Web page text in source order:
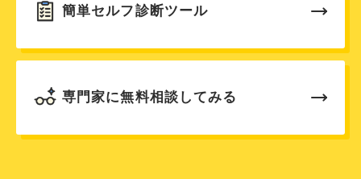
簡単セルフ診断ツール
専門家に無料相談してみる